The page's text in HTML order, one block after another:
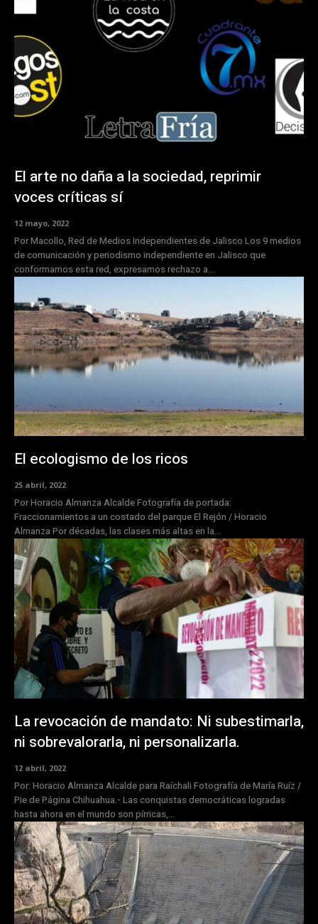
El arte no daña a la sociedad, reprimir
voces críticas sí
12 mayo, 2022
Por Macollo, Red de Medios Independientes de Jalisco Los 9 medios
de comunicación y periodismo independiente en Jalisco que
conformamos esta red, expresamos rechazo a...
El ecologismo de los ricos
25 abril, 2022
Por Horacio Almanza Alcalde Fotografía de portada:
Fraccionamientos a un costado del parque El Rejón / Horacio
Almanza Por décadas, las clases más altas en la...
La revocación de mandato: Ni subestimarla,
ni sobrevalorarla, ni personalizarla.
12 abril, 2022
Por: Horacio Almanza Alcalde para Raíchali Fotografía de María Ruíz /
Pie de Página Chihuahua.- Las conquistas democráticas logradas
hasta ahora en el mundo son pírricas,...